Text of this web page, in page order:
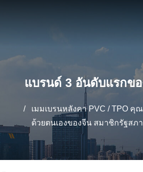
แบรนด์ 3 อันดับแรกข
/
เมมเบรนหลังคา PVC / TPO
ด้วยตนเองของจีน สมาชิกรัฐส